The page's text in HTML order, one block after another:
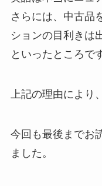
さらには、中古品
ションの目利きは
といったところで
上記の理由により、
今回も最後までお
ました。